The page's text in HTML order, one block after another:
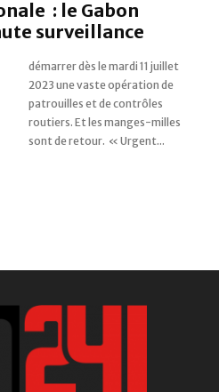
: le Gabon
surveillance
sont de retour. « Urgent...